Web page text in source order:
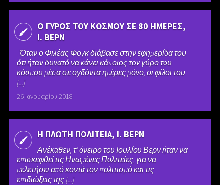
O ΓΥΡΟΣ ΤΟΥ ΚΟΣΜΟΥ ΣΕ 80 ΗΜΕΡΕΣ,
Ι. ΒΕΡΝ
Όταν ο Φιλέας Φογκ διάβασε στην εφημερίδα του
ότι ήταν δυνατό να κάνει κάποιος τον γύρο του
κόσμου μέσα σε ογδόντα ημέρες μόνο, οι φίλοι του
[...]
26 Ιανουαρίου 2018
Η ΠΛΩΤΗ ΠΟΛΙΤΕΙΑ, Ι. ΒΕΡΝ
Ανέκαθεν, τ’ όνειρο του Ιουλίου Βερν ήταν να
επισκεφθεί τις Ηνωμένες Πολιτείες, για να
μελετήσει από κοντά τον πολιτισμό και τις
επιδιώξεις της [...]